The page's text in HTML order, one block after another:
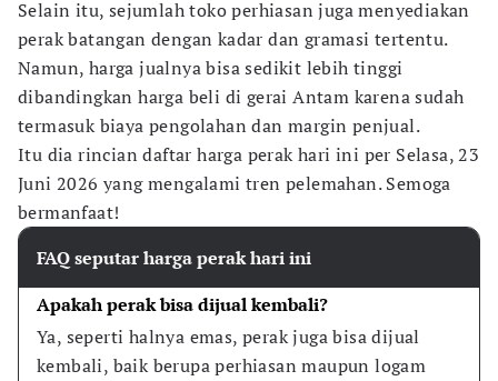
Selain itu, sejumlah toko perhiasan juga menyediakan
perak batangan dengan kadar dan gramasi tertentu.
Namun, harga jualnya bisa sedikit lebih tinggi
dibandingkan harga beli di gerai Antam karena sudah
termasuk biaya pengolahan dan margin penjual.
Itu dia rincian daftar harga perak hari ini per Selasa, 23
Juni 2026 yang mengalami tren pelemahan. Semoga
bermanfaat!
FAQ seputar harga perak hari ini
Apakah perak bisa dijual kembali?
Ya, seperti halnya emas, perak juga bisa dijual
kembali, baik berupa perhiasan maupun logam